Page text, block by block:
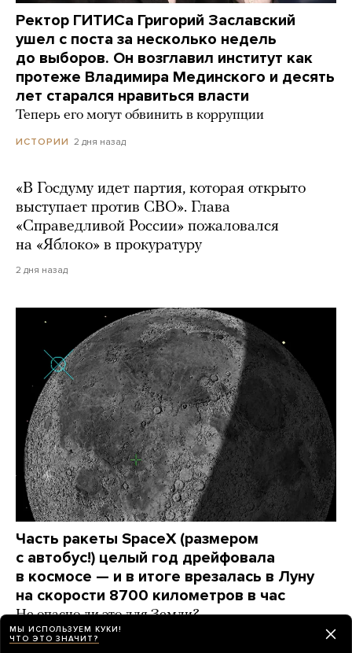
Ректор ГИТИСа Григорий Заславский
ушел с поста за несколько недель
до выборов. Он возглавил институт как
протеже Владимира Мединского и десять
лет старался нравиться власти
Теперь его могут обвинить в коррупции
ИСТОРИИ 2 дня назад
«В Госдуму идет партия, которая открыто
выступает против СВО». Глава
«Справедливой России» пожаловался
на «Яблоко» в прокуратуру
2 дня назад
Часть ракеты SpaceX (размером
с автобус!) целый год дрейфовала
в космосе — и в итоге врезалась в Луну
на скорости 8700 километров в час
Не опасно ли это для Земли?
РАЗБОР 2 дня назад
МЫ ИСПОЛЬЗУЕМ КУКИ!
ЧТО ЭТО ЗНАЧИТ?